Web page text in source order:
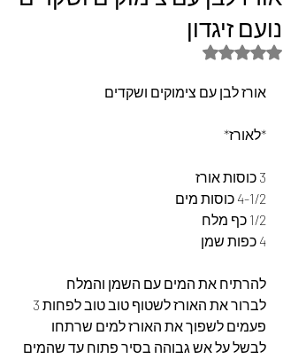
נועם זיגדון
דירוג של NaN מתוך 5 כוכבים
אורז לבן עם צימוקים ושקדים
*לאורז*
3 כוסות אורז
4-1/2 כוסות מים
1/2 כף מלח
4 כפות שמן
להרתיח את המים עם השמן והמלח
פעמים לשפוך את האורז למים שרתחו
לבשל על אש גבוהה בסיר פתוח עד שהמים